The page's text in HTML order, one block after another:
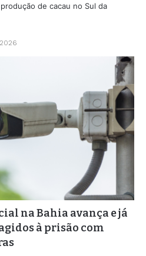
de cacau no Sul da
na Bahia avança e já
à prisão com